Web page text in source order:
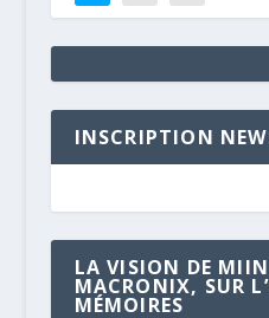
INSCRIPTION
LA VISION DE
MACRONIX, SUR
MÉMOIRES